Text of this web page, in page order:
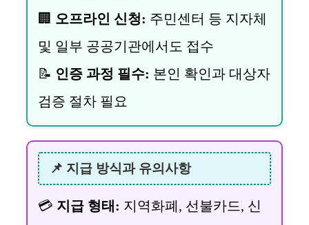
🏢 오프라인 신청: 주민센터 등 지자체
및 일부 공공기관에서도 접수
📝 인증 과정 필수: 본인 확인과 대상자
검증 절차 필요
📌 지급 방식과 유의사항
💳 지급 형태: 지역화폐, 선불카드, 신